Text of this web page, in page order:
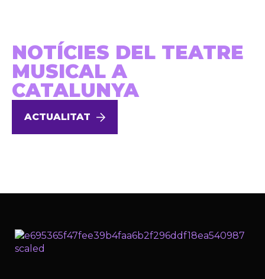
NOTÍCIES DEL TEATRE
MUSICAL A
CATALUNYA
ACTUALITAT